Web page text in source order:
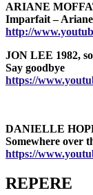
ARIANE
Imparfait –
http://
JON LEE 1982,
Say goodbye
https://
DANIELLE
Somewhere over
https://
REPERE